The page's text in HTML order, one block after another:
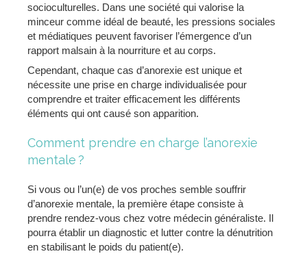
socioculturelles. Dans une société qui valorise la
minceur comme idéal de beauté, les pressions sociales
et médiatiques peuvent favoriser l’émergence d’un
rapport malsain à la nourriture et au corps.
Cependant, chaque cas d’anorexie est unique et
nécessite une prise en charge individualisée pour
comprendre et traiter efficacement les différents
éléments qui ont causé son apparition.
Comment prendre en charge l’anorexie
mentale ?
Si vous ou l’un(e) de vos proches semble souffrir
d’anorexie mentale, la première étape consiste à
prendre rendez-vous chez votre médecin généraliste. Il
pourra établir un diagnostic et lutter contre la dénutrition
en stabilisant le poids du patient(e).